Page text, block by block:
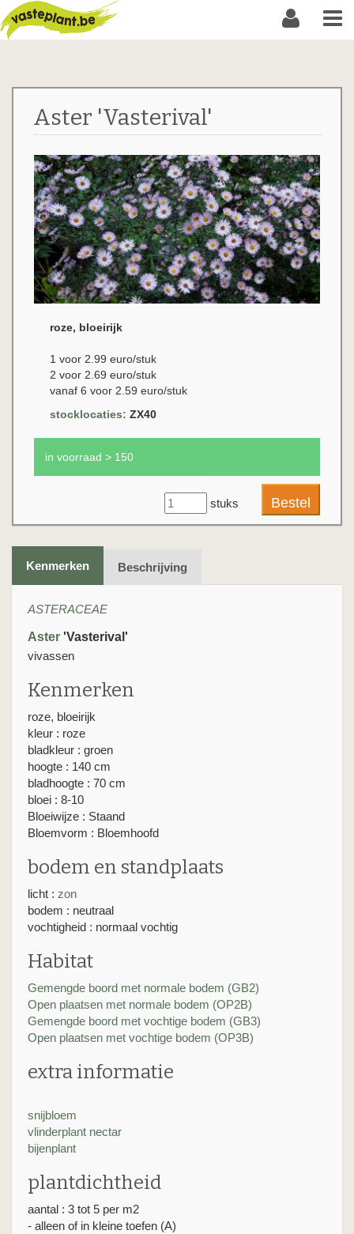
Aster 'Vasterival'
roze, bloeirijk
1 voor 2.99 euro/stuk
2 voor 2.69 euro/stuk
vanaf 6 voor 2.59 euro/stuk
stocklocaties: ZX40
in voorraad > 150
stuks
Kenmerken Beschrijving
ASTERACEAE
Aster 'Vasterival'
vivassen
Kenmerken
roze, bloeirijk
kleur : roze
bladkleur : groen
hoogte : 140 cm
bladhoogte : 70 cm
bloei : 8-10
Bloeiwijze : Staand
Bloemvorm : Bloemhoofd
bodem en standplaats
licht : zon
bodem : neutraal
vochtigheid : normaal vochtig
Habitat
Gemengde boord met normale bodem (GB2)
Open plaatsen met normale bodem (OP2B)
Gemengde boord met vochtige bodem (GB3)
Open plaatsen met vochtige bodem (OP3B)
extra informatie
snijbloem
vlinderplant nectar
bijenplant
plantdichtheid
aantal : 3 tot 5 per m2
- alleen of in kleine toefen (A)